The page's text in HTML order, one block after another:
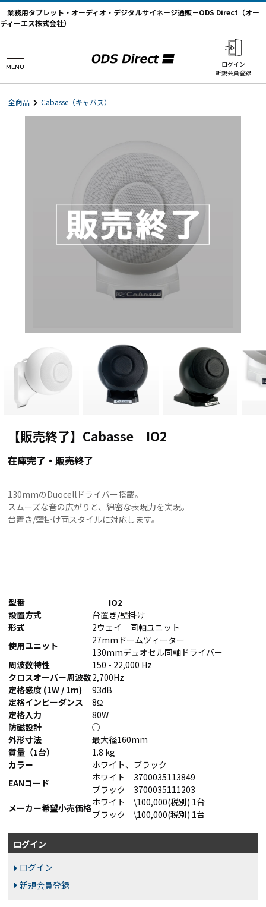
業務用タブレット・オーディオ・デジタルサイネージ通販－ODS Direct（オー
ディーエス株式会社）
MENU
ログイン
新規会員登録
全商品 Cabasse（キャバス）
【販売終了】Cabasse IO2
在庫完了・販売終了
130mmのDuocellドライバー搭載。
スムーズな音の広がりと、綿密な表現力を実現。
台置き/壁掛け両スタイルに対応します。
型番
IO2
設置方式
台置き/壁掛け
形式
2ウェイ 同軸ユニット
使用ユニット
27mmドームツィーター
130mmデュオセル同軸ドライバー
周波数特性
150 - 22,000 Hz
クロスオーバー周波数2,700Hz
定格感度 (1W / 1m)
93dB
定格インピーダンス
8Ω
定格入力
80W
防磁設計
○
外形寸法
最大径160mm
質量（1台）
1.8 kg
カラー
ホワイト、ブラック
EANコード
ホワイト 3700035113849
ブラック 3700035111203
メーカー希望小売価格ホワイト \100,000(税別) 1台
ブラック \100,000(税別) 1台
ログイン
ログイン
新規会員登録